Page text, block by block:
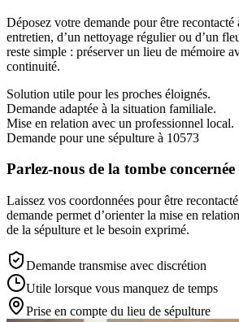
Déposez votre demande pour être recontacté
entretien, d’un nettoyage régulier ou d’un
reste simple : préserver un lieu de mémoire
continuité.
Solution utile pour les proches éloignés.
Demande adaptée à la situation familiale.
Mise en relation avec un professionnel local.
Demande pour une sépulture à 10573
Parlez-nous de la tombe concernée
Laissez vos coordonnées pour être
demande permet d’orienter la mise en
de la sépulture et le besoin exprimé.
Demande transmise avec discrétion
Utile lorsque vous manquez de temps
Prise en compte du lieu de sépulture